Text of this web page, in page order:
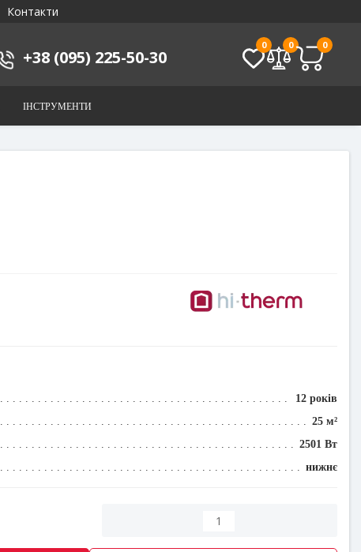
Контакти
+38 (095) 225-50-30
0 0 0
ІНСТРУМЕНТИ
12 років
25 м²
2501 Вт
нижнє